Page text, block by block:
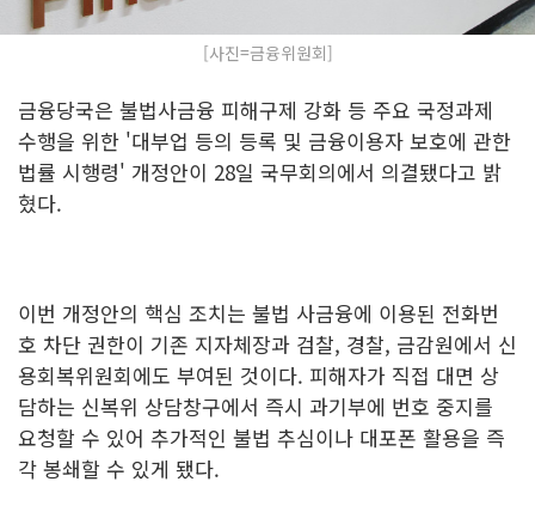
[사진=금융위원회]
금융당국은 불법사금융 피해구제 강화 등 주요 국정과제
수행을 위한 '대부업 등의 등록 및 금융이용자 보호에 관한
법률 시행령' 개정안이 28일 국무회의에서 의결됐다고 밝
혔다.
이번 개정안의 핵심 조치는 불법 사금융에 이용된 전화번
호 차단 권한이 기존 지자체장과 검찰, 경찰, 금감원에서 신
용회복위원회에도 부여된 것이다. 피해자가 직접 대면 상
담하는 신복위 상담창구에서 즉시 과기부에 번호 중지를
요청할 수 있어 추가적인 불법 추심이나 대포폰 활용을 즉
각 봉쇄할 수 있게 됐다.